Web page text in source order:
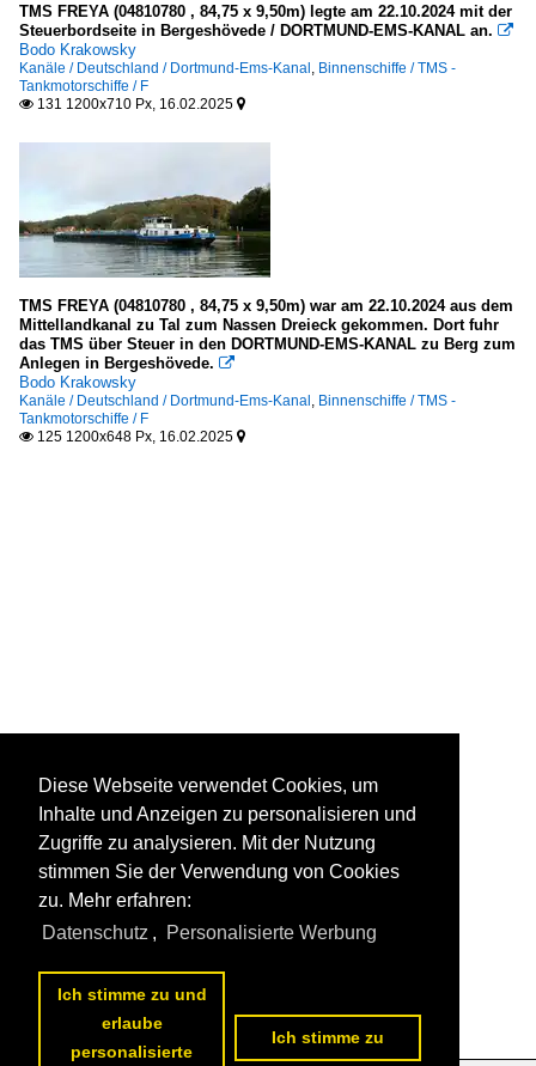
TMS FREYA (04810780 , 84,75 x 9,50m) legte am 22.10.2024 mit der
Steuerbordseite in Bergeshövede / DORTMUND-EMS-KANAL an. 
Bodo Krakowsky
Kanäle / Deutschland / Dortmund-Ems-Kanal, Binnenschiffe / TMS -
Tankmotorschiffe / F
 131 1200x710 Px, 16.02.2025 
TMS FREYA (04810780 , 84,75 x 9,50m) war am 22.10.2024 aus dem
Mittellandkanal zu Tal zum Nassen Dreieck gekommen. Dort fuhr
das TMS über Steuer in den DORTMUND-EMS-KANAL zu Berg zum
Anlegen in Bergeshövede. 
Bodo Krakowsky
Kanäle / Deutschland / Dortmund-Ems-Kanal, Binnenschiffe / TMS -
Tankmotorschiffe / F
 125 1200x648 Px, 16.02.2025 
Diese Webseite verwendet Cookies, um
Inhalte und Anzeigen zu personalisieren und
Zugriffe zu analysieren. Mit der Nutzung
stimmen Sie der Verwendung von Cookies
zu. Mehr erfahren:
Datenschutz , Personalisierte Werbung
Ich stimme zu und
erlaube
personalisierte
Ich stimme zu